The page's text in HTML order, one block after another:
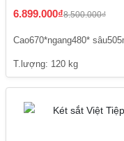
6.899.000₫8.500.000₫
Cao670*ngang480*
T.lượng: 120 kg